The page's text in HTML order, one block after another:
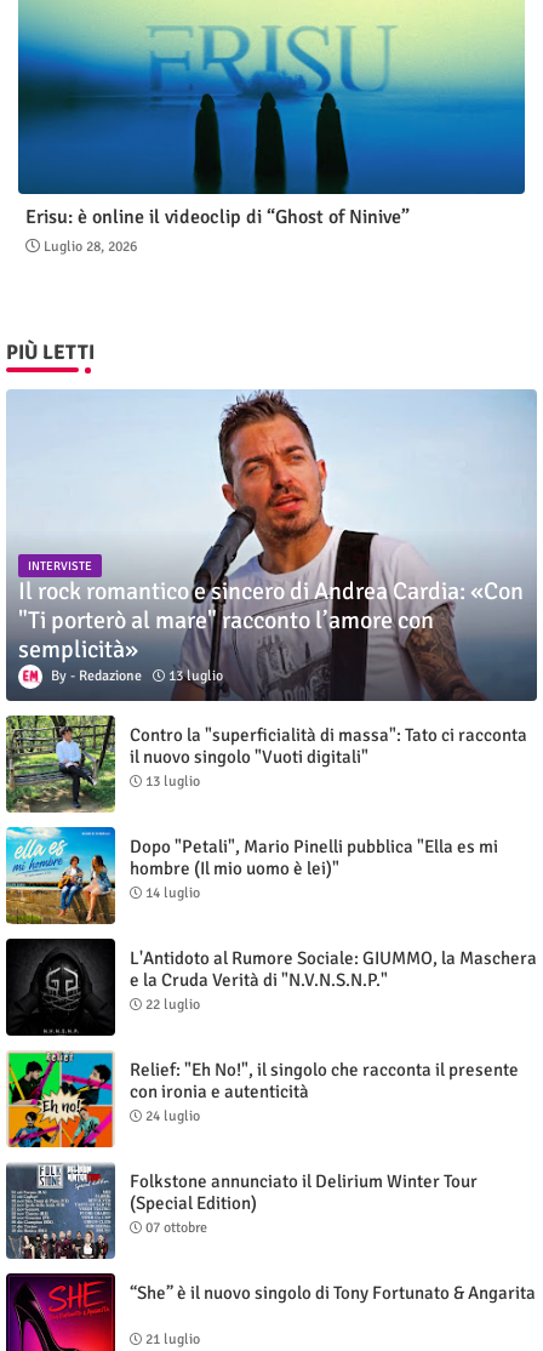
Erisu: è online il videoclip di “Ghost of Ninive”
Luglio 28, 2026
PIÙ LETTI
INTERVISTE
Il rock romantico e sincero di Andrea Cardia: «Con
"Ti porterò al mare" racconto l’amore con
semplicità»
Redazione 13 luglio
Contro la "superficialità di massa": Tato ci racconta
il nuovo singolo "Vuoti digitali"
13 luglio
Dopo "Petali", Mario Pinelli pubblica "Ella es mi
hombre (Il mio uomo è lei)"
14 luglio
L'Antidoto al Rumore Sociale: GIUMMO, la Maschera
e la Cruda Verità di "N.V.N.S.N.P."
22 luglio
Relief: "Eh No!", il singolo che racconta il presente
con ironia e autenticità
24 luglio
Folkstone annunciato il Delirium Winter Tour
(Special Edition)
07 ottobre
“She” è il nuovo singolo di Tony Fortunato & Angarita
21 luglio